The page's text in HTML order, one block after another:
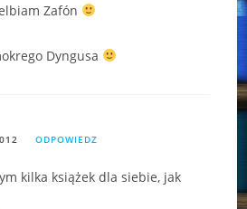
Zafón
Dyngusa
ODPOWIEDZ
kilka książek dla siebie, jak